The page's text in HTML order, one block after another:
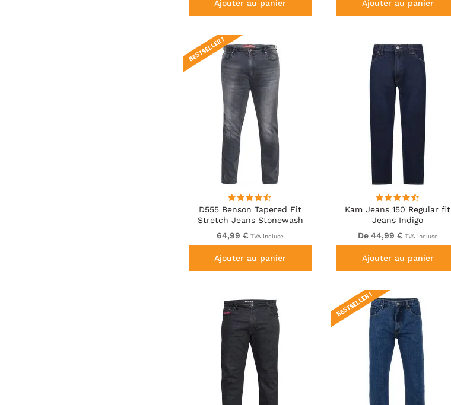
Ajouter au panier Ajouter au panier
D555 Benson Tapered Fit
Stretch Jeans Stonewash
BESTSELLER !
64,99 € TVA incluse
Ajouter au panier
Kam Jeans 150 Regular fit
Jeans Indigo
De 44,99 € TVA incluse
Ajouter au panier
BESTSELLER !